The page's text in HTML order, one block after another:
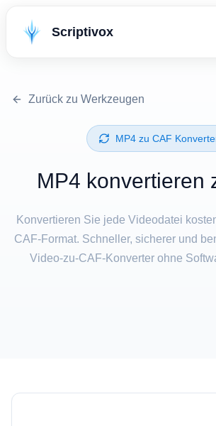
Scriptivox
Zurück zu Werkzeugen
⁦MP4⁩ zu ⁦CAF⁩
⁦MP4⁩ konvertieren
Konvertieren Sie jede Videodatei
CAF-Format. Schneller, sicherer und
Video-zu-CAF-Konverter ohne